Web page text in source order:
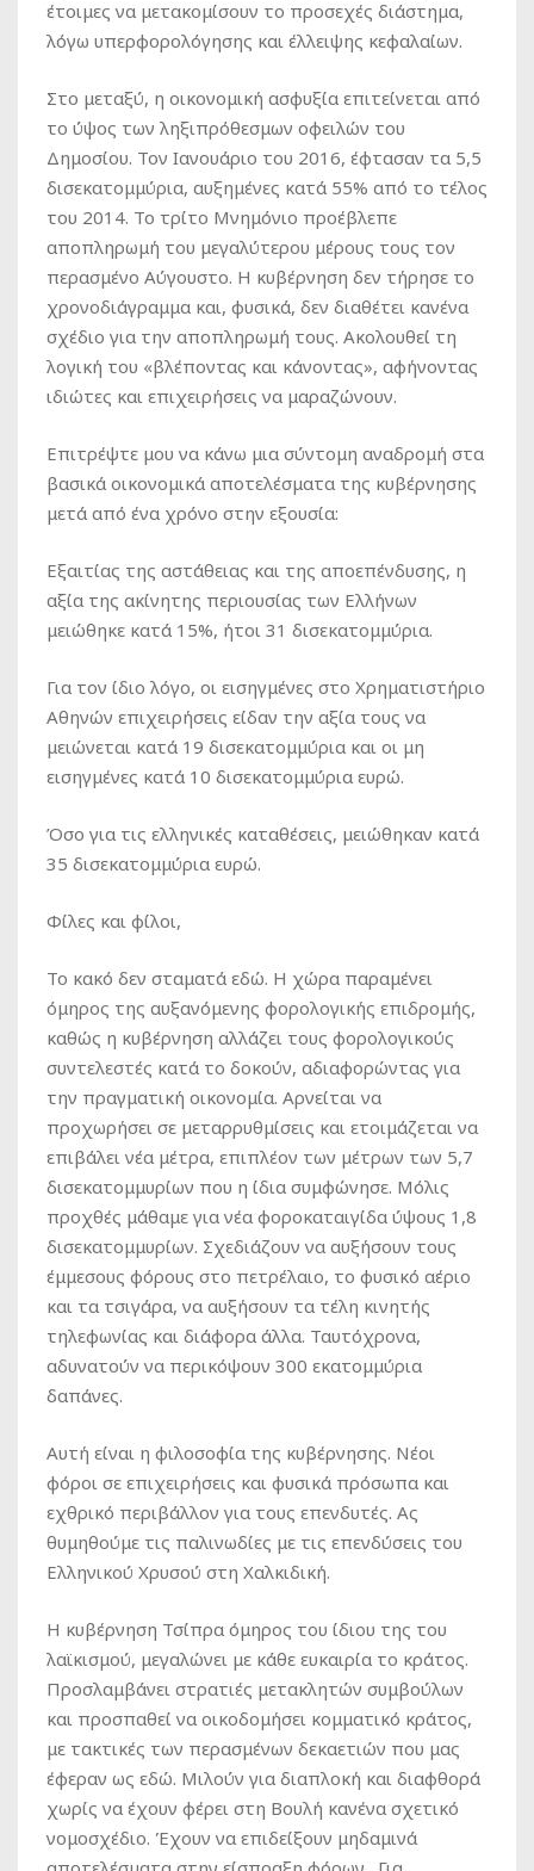
έτοιμες να μετακομίσουν το προσεχές διάστημα,
λόγω υπερφορολόγησης και έλλειψης κεφαλαίων.
Στο μεταξύ, η οικονομική ασφυξία επιτείνεται από
το ύψος των ληξιπρόθεσμων οφειλών του
Δημοσίου. Τον Ιανουάριο του 2016, έφτασαν τα 5,5
δισεκατομμύρια, αυξημένες κατά 55% από το τέλος
του 2014. Το τρίτο Μνημόνιο προέβλεπε
αποπληρωμή του μεγαλύτερου μέρους τους τον
περασμένο Αύγουστο. Η κυβέρνηση δεν τήρησε το
χρονοδιάγραμμα και, φυσικά, δεν διαθέτει κανένα
σχέδιο για την αποπληρωμή τους. Ακολουθεί τη
λογική του «βλέποντας και κάνοντας», αφήνοντας
ιδιώτες και επιχειρήσεις να μαραζώνουν.
Επιτρέψτε μου να κάνω μια σύντομη αναδρομή στα
βασικά οικονομικά αποτελέσματα της κυβέρνησης
μετά από ένα χρόνο στην εξουσία:
Εξαιτίας της αστάθειας και της αποεπένδυσης, η
αξία της ακίνητης περιουσίας των Ελλήνων
μειώθηκε κατά 15%, ήτοι 31 δισεκατομμύρια.
Για τον ίδιο λόγο, οι εισηγμένες στο Χρηματιστήριο
Αθηνών επιχειρήσεις είδαν την αξία τους να
μειώνεται κατά 19 δισεκατομμύρια και οι μη
εισηγμένες κατά 10 δισεκατομμύρια ευρώ.
Όσο για τις ελληνικές καταθέσεις, μειώθηκαν κατά
35 δισεκατομμύρια ευρώ.
Φίλες και φίλοι,
Το κακό δεν σταματά εδώ. Η χώρα παραμένει
όμηρος της αυξανόμενης φορολογικής επιδρομής,
καθώς η κυβέρνηση αλλάζει τους φορολογικούς
συντελεστές κατά το δοκούν, αδιαφορώντας για
την πραγματική οικονομία. Αρνείται να
προχωρήσει σε μεταρρυθμίσεις και ετοιμάζεται να
επιβάλει νέα μέτρα, επιπλέον των μέτρων των 5,7
δισεκατομμυρίων που η ίδια συμφώνησε. Μόλις
προχθές μάθαμε για νέα φοροκαταιγίδα ύψους 1,8
δισεκατομμυρίων. Σχεδιάζουν να αυξήσουν τους
έμμεσους φόρους στο πετρέλαιο, το φυσικό αέριο
και τα τσιγάρα, να αυξήσουν τα τέλη κινητής
τηλεφωνίας και διάφορα άλλα. Ταυτόχρονα,
αδυνατούν να περικόψουν 300 εκατομμύρια
δαπάνες.
Αυτή είναι η φιλοσοφία της κυβέρνησης. Νέοι
φόροι σε επιχειρήσεις και φυσικά πρόσωπα και
εχθρικό περιβάλλον για τους επενδυτές. Ας
θυμηθούμε τις παλινωδίες με τις επενδύσεις του
Ελληνικού Χρυσού στη Χαλκιδική.
Η κυβέρνηση Τσίπρα όμηρος του ίδιου της του
λαϊκισμού, μεγαλώνει με κάθε ευκαιρία το κράτος.
Προσλαμβάνει στρατιές μετακλητών συμβούλων
και προσπαθεί να οικοδομήσει κομματικό κράτος,
με τακτικές των περασμένων δεκαετιών που μας
έφεραν ως εδώ. Μιλούν για διαπλοκή και διαφθορά
χωρίς να έχουν φέρει στη Βουλή κανένα σχετικό
νομοσχέδιο. Έχουν να επιδείξουν μηδαμινά